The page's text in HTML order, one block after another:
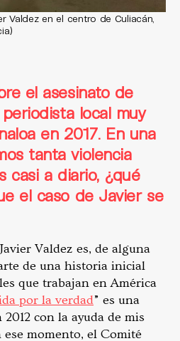
Valdez en el centro de Culiacán,
el asesinato de
local muy
en 2017. En una
tanta violencia
casi a diario, ¿qué
el caso de Javier se
Valdez es, de alguna
de una historia inicial
que trabajan en América
por la verdad” es una
con la ayuda de mis
ese momento, el Comité